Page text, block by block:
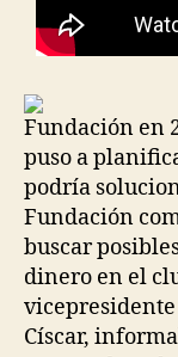
Fundación en
puso a
podría
Fundación
buscar
dinero en el
vicepresidente
Císcar,